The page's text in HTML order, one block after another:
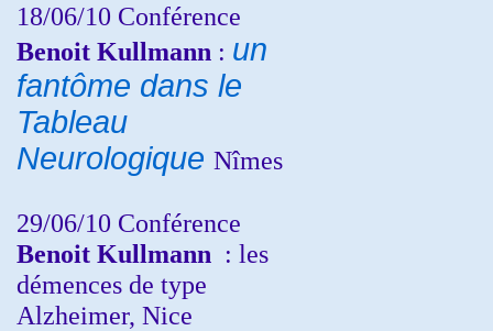
18/06/10 Conférence
Benoit Kullmann : un
fantôme dans le
Tableau
Neurologique Nîmes
29/06/10 Conférence
Benoit Kullmann : les
démences de type
Alzheimer, Nice